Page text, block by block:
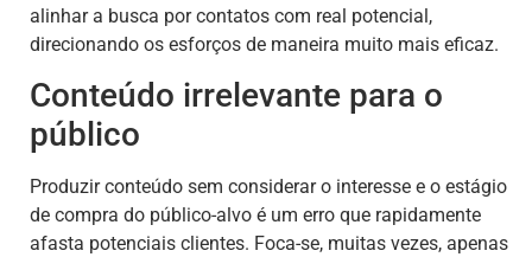
alinhar a busca por contatos com real potencial,
direcionando os esforços de maneira muito mais eficaz.
Conteúdo irrelevante para o
público
Produzir conteúdo sem considerar o interesse e o estágio
de compra do público-alvo é um erro que rapidamente
afasta potenciais clientes. Foca-se, muitas vezes, apenas